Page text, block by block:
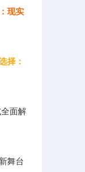
现实
择：
面解
舞台